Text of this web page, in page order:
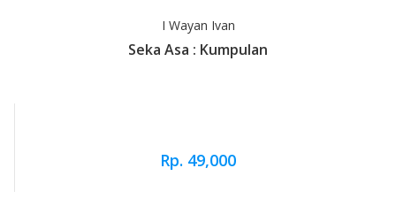
I Wayan Ivan
Seka Asa : Kumpulan
Rp. 49,000